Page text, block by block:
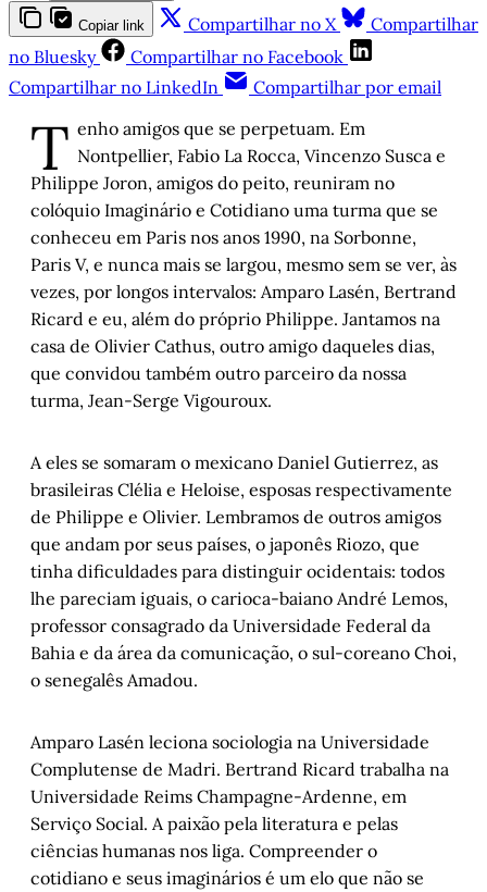
Copiar link Compartilhar no X
Compartilhar
no Bluesky
Compartilhar no Facebook
Compartilhar no LinkedIn
Compartilhar por email
T enho amigos que se perpetuam. Em
Nontpellier, Fabio La Rocca, Vincenzo Susca e
Philippe Joron, amigos do peito, reuniram no
colóquio Imaginário e Cotidiano uma turma que se
conheceu em Paris nos anos 1990, na Sorbonne,
Paris V, e nunca mais se largou, mesmo sem se ver, às
vezes, por longos intervalos: Amparo Lasén, Bertrand
Ricard e eu, além do próprio Philippe. Jantamos na
casa de Olivier Cathus, outro amigo daqueles dias,
que convidou também outro parceiro da nossa
turma, Jean-Serge Vigouroux.
A eles se somaram o mexicano Daniel Gutierrez, as
brasileiras Clélia e Heloise, esposas respectivamente
de Philippe e Olivier. Lembramos de outros amigos
que andam por seus países, o japonês Riozo, que
tinha dificuldades para distinguir ocidentais: todos
lhe pareciam iguais, o carioca-baiano André Lemos,
professor consagrado da Universidade Federal da
Bahia e da área da comunicação, o sul-coreano Choi,
o senegalês Amadou.
Amparo Lasén leciona sociologia na Universidade
Complutense de Madri. Bertrand Ricard trabalha na
Universidade Reims Champagne-Ardenne, em
Serviço Social. A paixão pela literatura e pelas
ciências humanas nos liga. Compreender o
cotidiano e seus imaginários é um elo que não se